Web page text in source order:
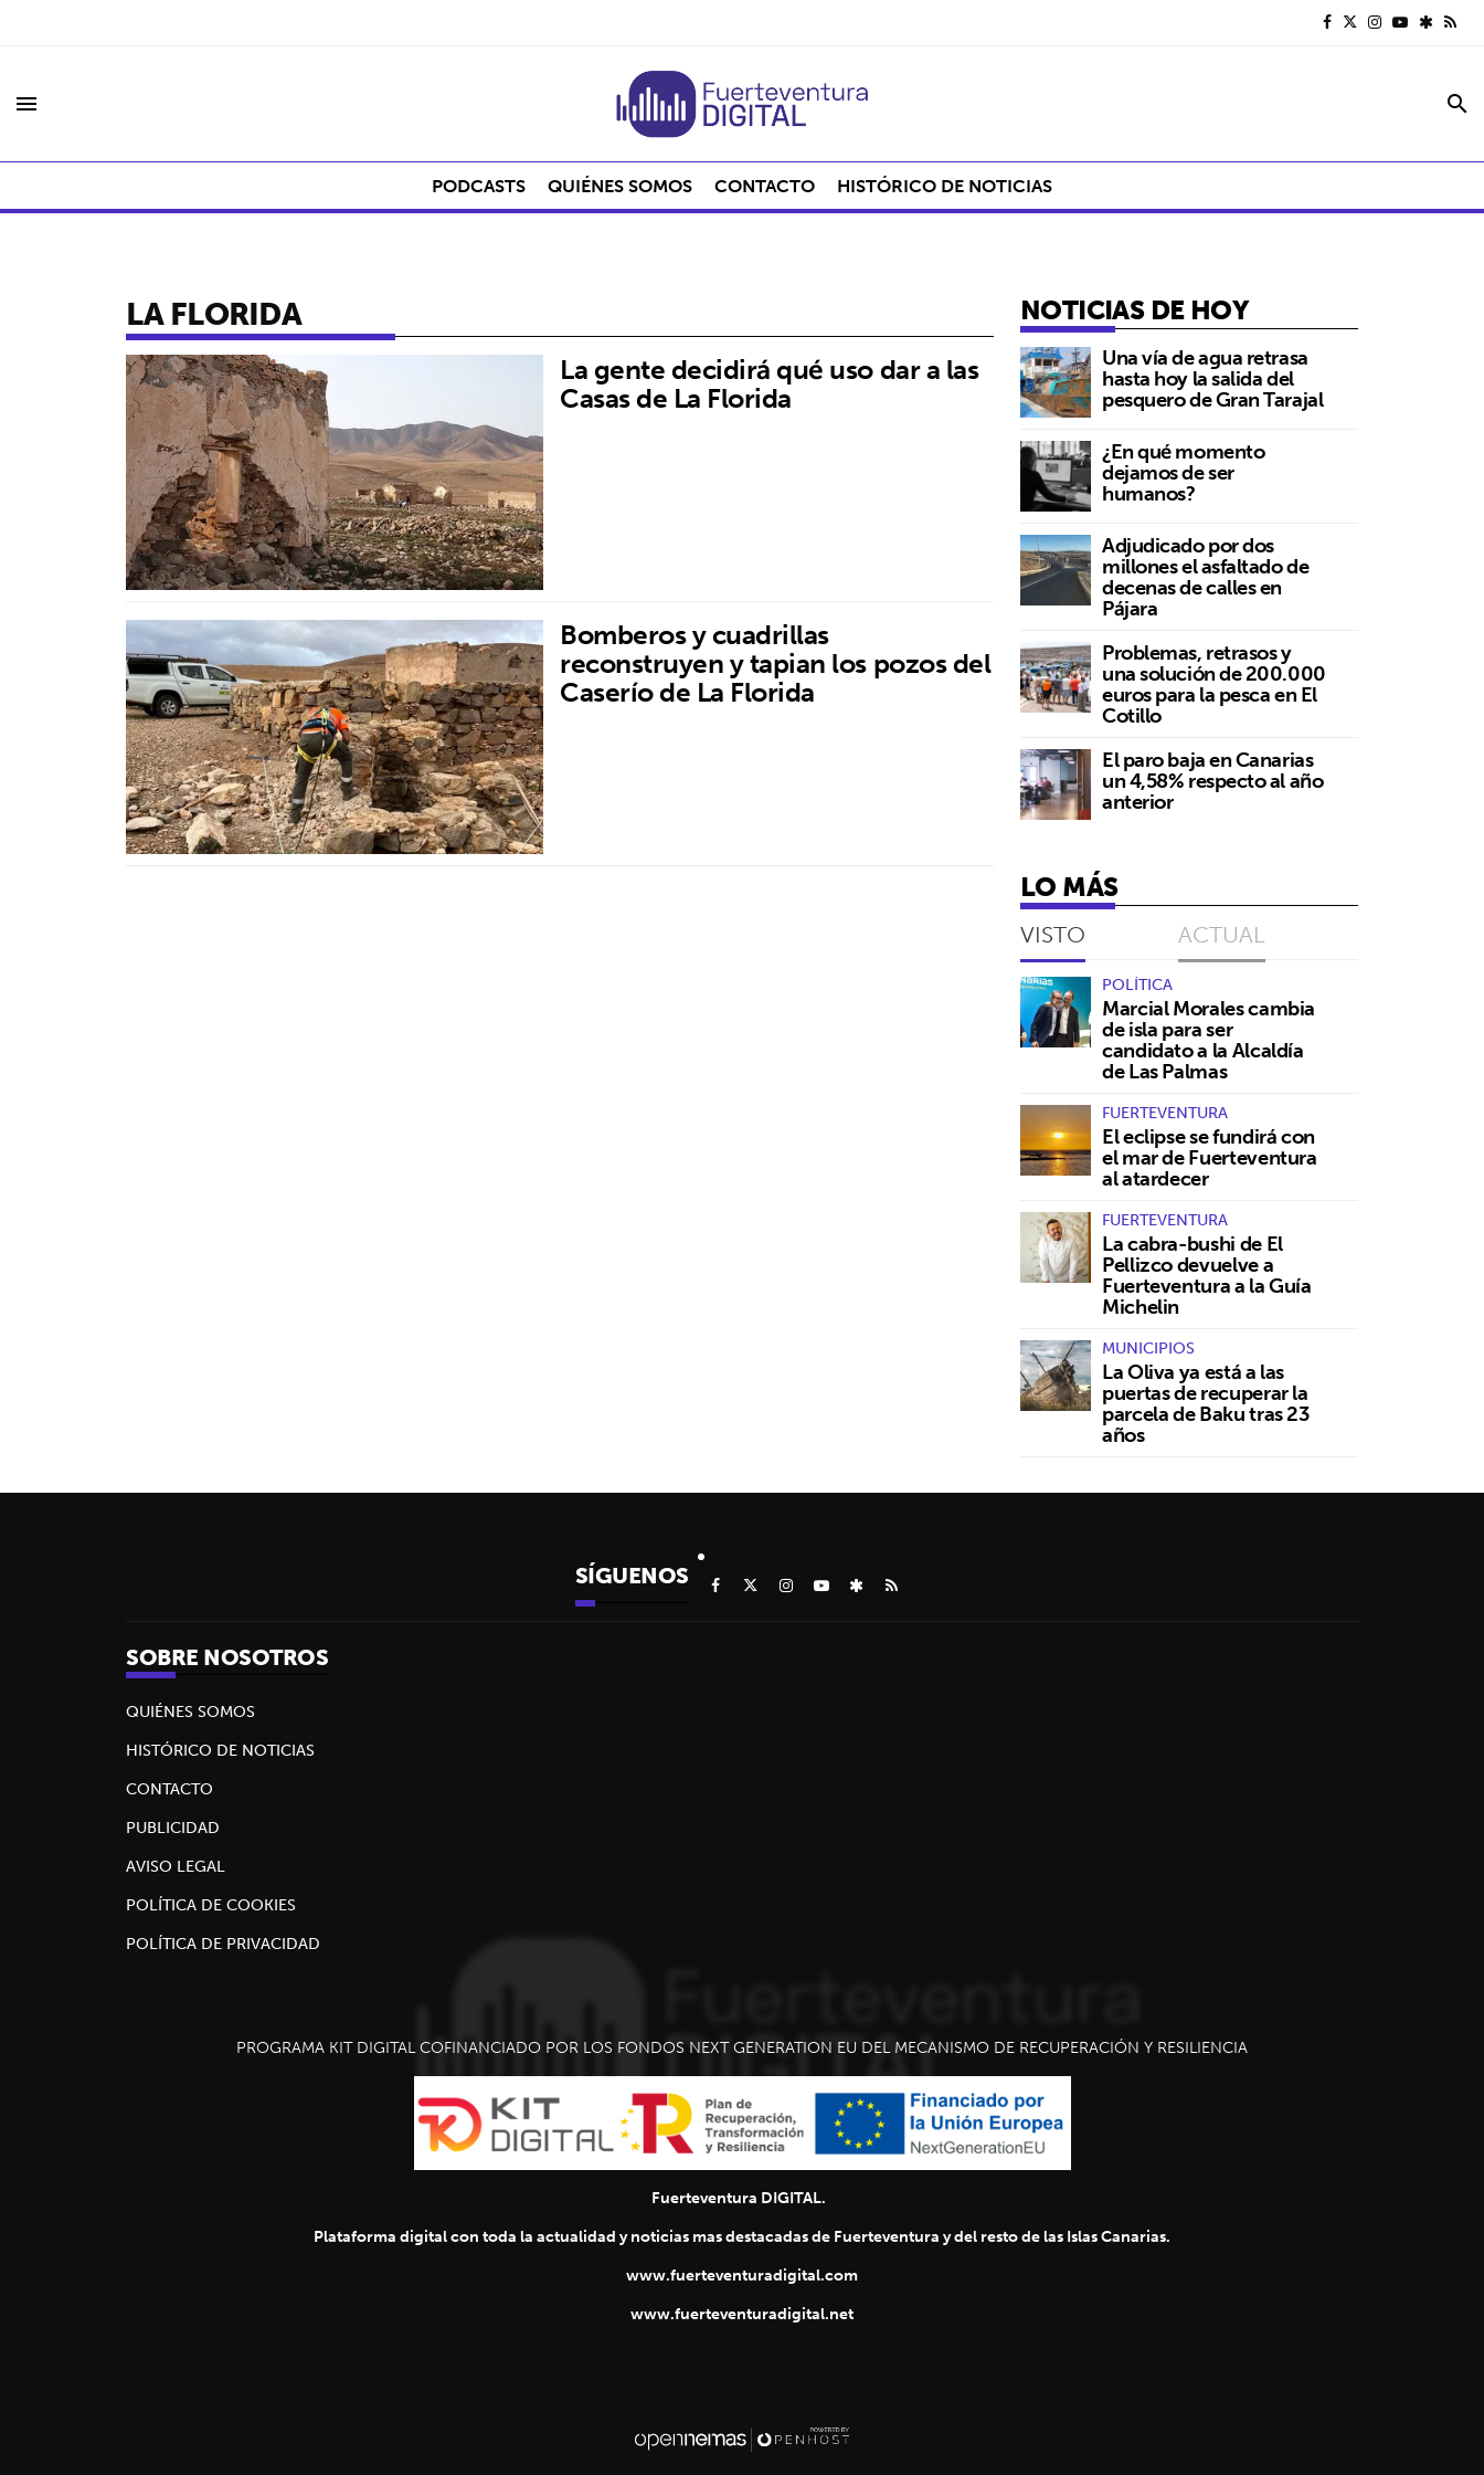
menu search
PODCASTS QUIÉNES SOMOS CONTACTO HISTÓRICO DE NOTICIAS
LA FLORIDA
La gente decidirá qué uso dar a las
Casas de La Florida
Bomberos y cuadrillas
reconstruyen y tapian los pozos del
Caserío de La Florida
NOTICIAS DE HOY
Una vía de agua retrasa
hasta hoy la salida del
pesquero de Gran Tarajal
¿En qué momento
dejamos de ser
humanos?
Adjudicado por dos
millones el asfaltado de
decenas de calles en
Pájara
Problemas, retrasos y
una solución de 200.000
euros para la pesca en El
Cotillo
El paro baja en Canarias
un 4,58% respecto al año
anterior
LO MÁS
VISTO ACTUAL
POLÍTICA
Marcial Morales cambia
de isla para ser
candidato a la Alcaldía
de Las Palmas
FUERTEVENTURA
El eclipse se fundirá con
el mar de Fuerteventura
al atardecer
FUERTEVENTURA
La cabra-bushi de El
Pellizco devuelve a
Fuerteventura a la Guía
Michelin
MUNICIPIOS
La Oliva ya está a las
puertas de recuperar la
parcela de Baku tras 23
años
SÍGUENOS
SOBRE NOSOTROS
QUIÉNES SOMOS
HISTÓRICO DE NOTICIAS
CONTACTO
PUBLICIDAD
AVISO LEGAL
POLÍTICA DE COOKIES
POLÍTICA DE PRIVACIDAD
PROGRAMA KIT DIGITAL COFINANCIADO POR LOS FONDOS NEXT GENERATION EU DEL MECANISMO DE RECUPERACIÓN Y RESILIENCIA
Fuerteventura DIGITAL.
Plataforma digital con toda la actualidad y noticias mas destacadas de Fuerteventura y del resto de las Islas Canarias.
www.fuerteventuradigital.com
www.fuerteventuradigital.net